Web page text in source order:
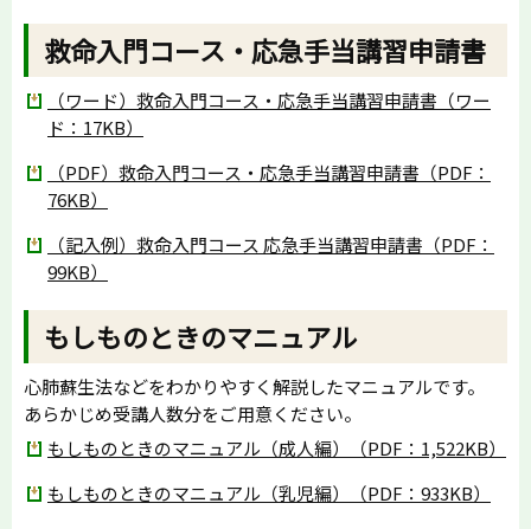
救命入門コース・応急手当講習申請書
（ワード）救命入門コース・応急手当講習申請書（ワー
ド：17KB）
（PDF）救命入門コース・応急手当講習申請書（PDF：
76KB）
（記入例）救命入門コース 応急手当講習申請書（PDF：
99KB）
もしものときのマニュアル
心肺蘇生法などをわかりやすく解説したマニュアルです。
あらかじめ受講人数分をご用意ください。
もしものときのマニュアル（成人編）（PDF：1,522KB）
もしものときのマニュアル（乳児編）（PDF：933KB）